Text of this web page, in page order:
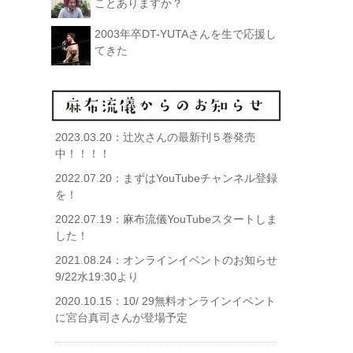
ことありますか？
2003年卒DT-YUTAさんを生で応援し
てきた
2023.03.20： 辻次さんの最新刊５巻発売
中！！！！
2022.07.20： まずはYouTubeチャンネル登録
を！
2022.07.19： 麻布流儀YouTubeスタートしま
した！
2021.08.24： オンラインイベントのお知らせ
9/22水19:30より
2020.10.15： 10/ 29無料オンラインイベント
に宮台真司さんが登場予定